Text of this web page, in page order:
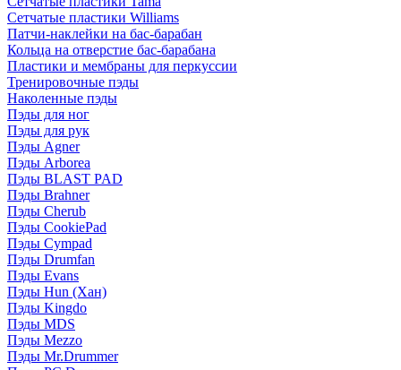
Сетчатые пластики Williams
Патчи-наклейки на бас-барабан
Кольца на отверстие бас-барабана
Пластики и мембраны для перкуссии
Тренировочные пэды
Наколенные пэды
Пэды для ног
Пэды для рук
Пэды Agner
Пэды Arborea
Пэды BLAST PAD
Пэды Brahner
Пэды Cherub
Пэды CookiePad
Пэды Cympad
Пэды Drumfan
Пэды Evans
Пэды Hun (Хан)
Пэды Kingdo
Пэды MDS
Пэды Mezzo
Пэды Mr.Drummer